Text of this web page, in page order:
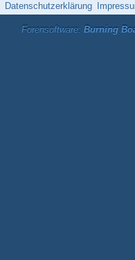
Datenschutzerklärung
Forensoftware: Burning